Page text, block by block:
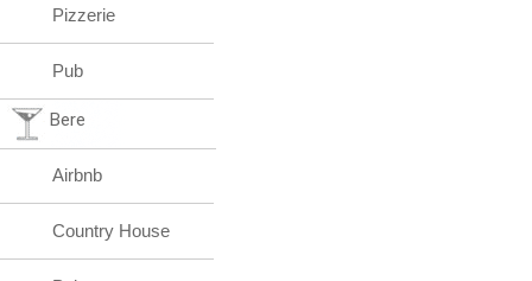
Pizzerie
Pub
Bere
Airbnb
Country House